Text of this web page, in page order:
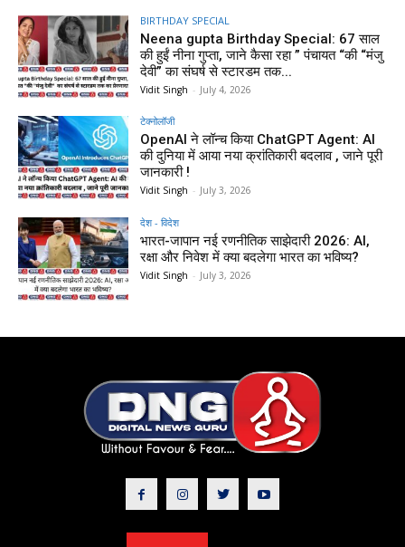
BIRTHDAY SPECIAL
Neena gupta Birthday Special: 67 साल
की हुईं नीना गुप्ता, जाने कैसा रहा ” पंचायत “की “मंजु
देवी” का संघर्ष से स्टारडम तक...
Vidit Singh - July 4, 2026
टेक्नोलॉजी
OpenAI ने लॉन्च किया ChatGPT Agent: AI
की दुनिया में आया नया क्रांतिकारी बदलाव , जाने पूरी
जानकारी !
Vidit Singh - July 3, 2026
देश - विदेश
भारत-जापान नई रणनीतिक साझेदारी 2026: AI,
रक्षा और निवेश में क्या बदलेगा भारत का भविष्य?
Vidit Singh - July 3, 2026